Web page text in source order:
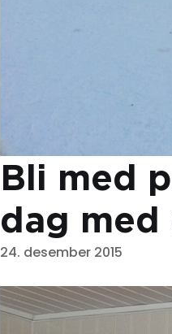
Bli med
dag med
24. desember 2015